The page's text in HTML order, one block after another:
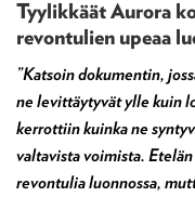
Tyylikkäät Aurora
revontulien upeaa
”Katsoin dokumentin,
ne levittäytyvät ylle kuin
kerrottiin kuinka ne
valtavista voimista.
revontulia luonnossa,